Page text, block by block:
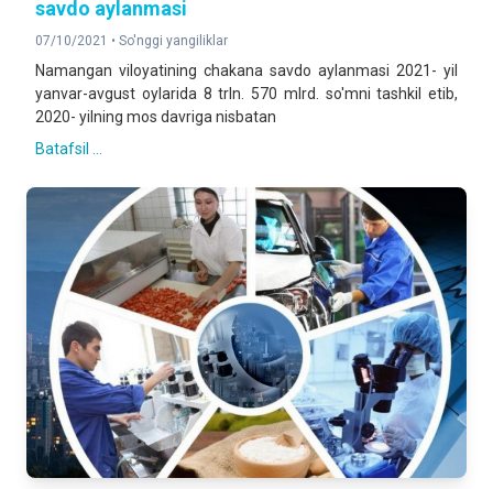
savdo aylanmasi
07/10/2021 • So'nggi yangiliklar
Namangan viloyatining chakana savdo aylanmasi 2021- yil
yanvar-avgust oylarida 8 trln. 570 mlrd. so'mni tashkil etib,
2020- yilning mos davriga nisbatan
Batafsil ...